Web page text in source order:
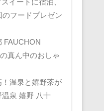
イートに宿泊、
のフードプレゼン
FAUCHON
真ん中のおしゃ
温泉と嬉野茶が
泉 嬉野 八十